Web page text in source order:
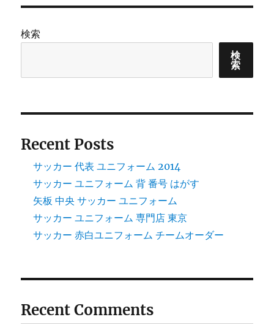
検索
検
索
Recent Posts
サッカー 代表 ユニフォーム 2014
サッカー ユニフォーム 背 番号 はがす
矢板 中央 サッカー ユニフォーム
サッカー ユニフォーム 専門店 東京
サッカー 赤白ユニフォーム チームオーダー
Recent Comments